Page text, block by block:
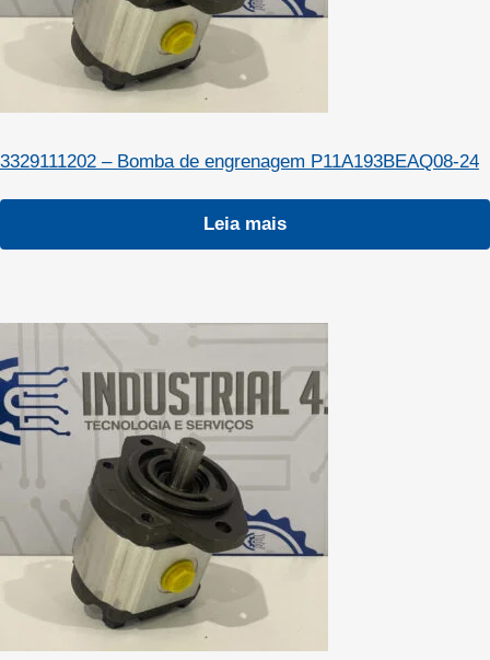
3329111202 – Bomba de engrenagem P11A193BEAQ08-24
Leia mais